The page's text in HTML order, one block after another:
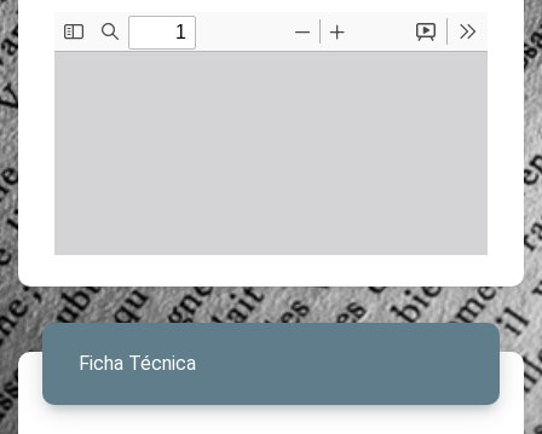
Ficha Técnica